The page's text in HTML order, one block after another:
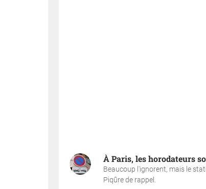
À Paris, les horodateurs
Beaucoup l'ignorent, mais le
Piqûre de rappel.